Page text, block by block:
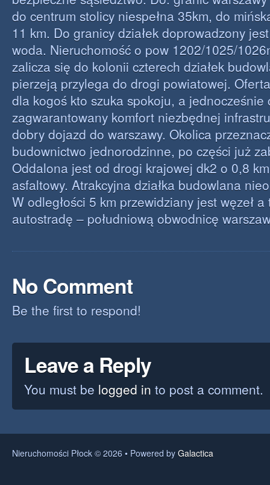
do centrum stolicy niespełna 35km, do
11 km. Do granicy działek doprowadzony
woda. Nieruchomość o pow 1202/1025/
zalicza się do kolonii czterech działek
pierzeją przylega do drogi powiatowej.
dla kogoś kto szuka spokoju, a jednocześnie
zagwarantowany komfort niezbędnej
dobry dojazd do warszawy. Okolica
budownictwo jednorodzinne, po części już
Oddalona jest od drogi krajowej dk2 o 0,8
asfaltowy. Atrakcyjna działka budowlana
W odległości 5 km przewidziany jest węzeł
autostradę – południową obwodnicę
No Comment
Be the first to respond!
Leave a Reply
You must be logged in to post a comment.
Nieruchomości Płock © 2026 • Powered by Galactica